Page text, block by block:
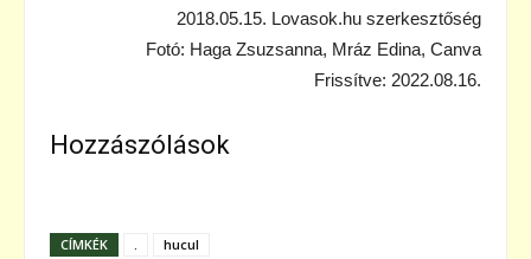
2018.05.15. Lovasok.hu szerkesztőség
Fotó: Haga Zsuzsanna, Mráz Edina, Canva
Frissítve: 2022.08.16.
Hozzászólások
CÍMKÉK . hucul